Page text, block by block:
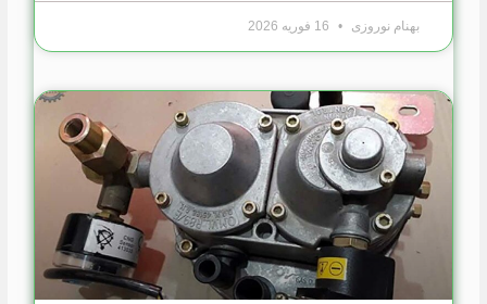
بهنام نوروزی